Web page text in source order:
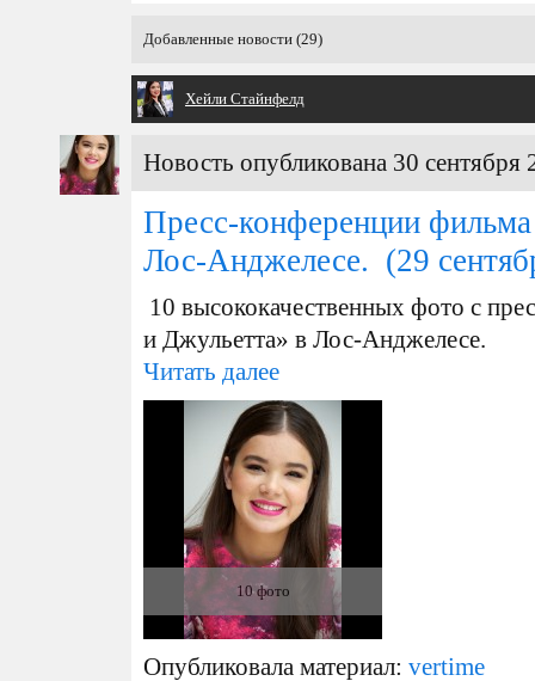
Добавленные новости (29)
Хейли Стайнфелд
Новость опубликована 30 сентября
Пресс-конференции
Лос-Анджелесе. (29
10 высококачественных фото с
и Джульетта» в Лос-Анджелесе.
Читать далее
10 фото
Опубликовала материал: vertime